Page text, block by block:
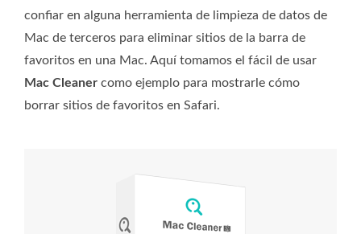
confiar en alguna herramienta de limpieza de datos de
Mac de terceros para eliminar sitios de la barra de
favoritos en una Mac. Aquí tomamos el fácil de usar
Mac Cleaner como ejemplo para mostrarle cómo
borrar sitios de favoritos en Safari.